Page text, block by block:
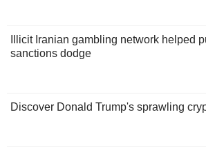
Illicit Iranian gambling network helped
sanctions dodge
Discover Donald Trump's sprawling